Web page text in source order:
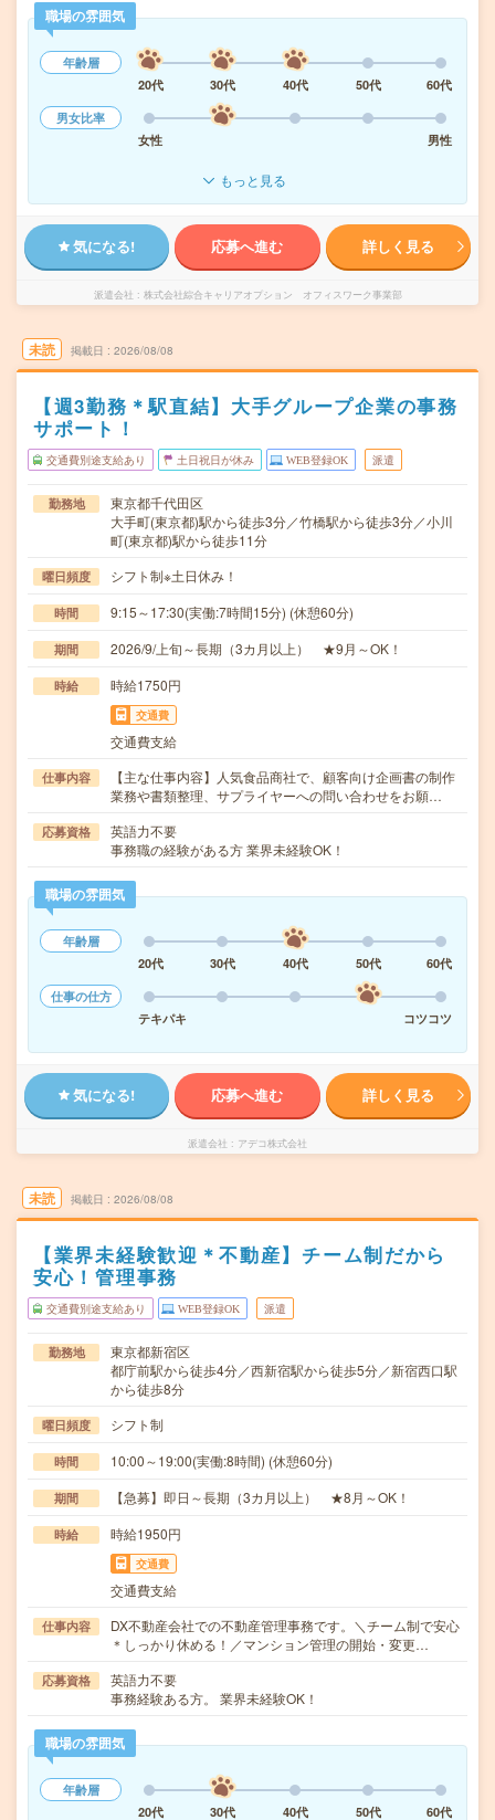
職場の雰囲気
年齢層
20代
30代 40代 50代
60代
男女比率
女性
男性
もっと見る
気になる! 応募へ進む 詳しく見る
派遣会社 株式会社綜合キャリアオプション オフィスワーク事業部
未読 掲載日 2026/08/08
【週3勤務＊駅直結】大手グループ企業の事務
サポート！
交通費別途支給あり 土日祝日が休み WEB登録OK 派遣
勤務地
東京都千代田区
大手町(東京都)駅から徒歩3分／竹橋駅から徒歩3分／小川
町(東京都)駅から徒歩11分
曜日頻度 シフト制※土日休み！
時間 9:15～17:30(実働:7時間15分) (休憩60分)
期間 2026/9/上旬～長期（3カ月以上） ★9月～OK！
時給 時給1750円
交通費
交通費支給
仕事内容
【主な仕事内容】人気食品商社で、顧客向け企画書の制作
業務や書類整理、サプライヤーへの問い合わせをお願…
応募資格
英語力不要
事務職の経験がある方 業界未経験OK！
職場の雰囲気
年齢層
20代
30代 40代 50代
60代
仕事の仕方
テキパキ
コツコツ
気になる! 応募へ進む 詳しく見る
派遣会社 アデコ株式会社
未読 掲載日 2026/08/08
【業界未経験歓迎＊不動産】チーム制だから
安心！管理事務
交通費別途支給あり WEB登録OK 派遣
勤務地
東京都新宿区
都庁前駅から徒歩4分／西新宿駅から徒歩5分／新宿西口駅
から徒歩8分
曜日頻度 シフト制
時間 10:00～19:00(実働:8時間) (休憩60分)
期間 【急募】即日～長期（3カ月以上） ★8月～OK！
時給 時給1950円
交通費
交通費支給
仕事内容
DX不動産会社での不動産管理事務です。＼チーム制で安心
＊しっかり休める！／マンション管理の開始・変更…
応募資格
英語力不要
事務経験ある方。 業界未経験OK！
職場の雰囲気
年齢層
20代
30代 40代 50代 60代